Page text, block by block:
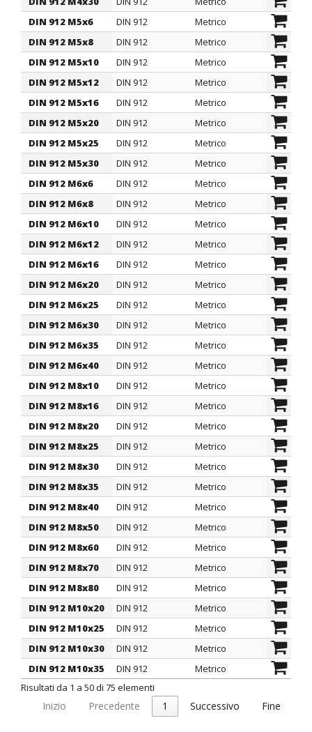
DIN 912 M5x6
DIN 912 Metrico
5
DIN 912 M5x8
DIN 912 Metrico
5
DIN 912 M5x10
DIN 912 Metrico
5
DIN 912 M5x12
DIN 912 Metrico
5
DIN 912 M5x16
DIN 912 Metrico
5
DIN 912 M5x20
DIN 912 Metrico
5
DIN 912 M5x25
DIN 912 Metrico
5
DIN 912 M5x30
DIN 912 Metrico
5
DIN 912 M6x6
DIN 912 Metrico
6
DIN 912 M6x8
DIN 912 Metrico
6
DIN 912 M6x10
DIN 912 Metrico
6
DIN 912 M6x12
DIN 912 Metrico
6
DIN 912 M6x16
DIN 912 Metrico
6
DIN 912 M6x20
DIN 912 Metrico
6
DIN 912 M6x25
DIN 912 Metrico
6
DIN 912 M6x30
DIN 912 Metrico
6
DIN 912 M6x35
DIN 912 Metrico
6
DIN 912 M6x40
DIN 912 Metrico
6
DIN 912 M8x10
DIN 912 Metrico
8
DIN 912 M8x16
DIN 912 Metrico
8
DIN 912 M8x20
DIN 912 Metrico
8
DIN 912 M8x25
DIN 912 Metrico
8
DIN 912 M8x30
DIN 912 Metrico
8
DIN 912 M8x35
DIN 912 Metrico
8
DIN 912 M8x40
DIN 912 Metrico
8
DIN 912 M8x50
DIN 912 Metrico
8
DIN 912 M8x60
DIN 912 Metrico
8
DIN 912 M8x70
DIN 912 Metrico
8
DIN 912 M8x80
DIN 912 Metrico
8
DIN 912 M10x20
DIN 912 Metrico
10
DIN 912 M10x25
DIN 912 Metrico
10
DIN 912 M10x30
DIN 912 Metrico
10
DIN 912 M10x35
DIN 912 Metrico
10
Risultati da 1 a 50 di 75 elementi
Inizio Precedente 1 Successivo Fine